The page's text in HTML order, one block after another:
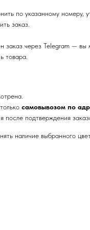
по указанному номеру,
заказ.
заказ через Telegram — вы
товара.
самовывозом по
после подтверждения
наличие выбранного